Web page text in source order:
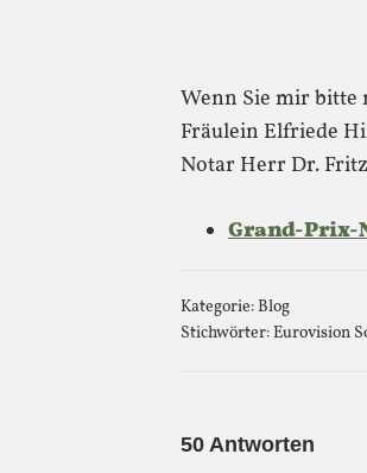
Wenn Sie mir bitte
Fräulein Elfriede
Notar Herr Dr.
Grand-Prix-
Kategorie:Blog
Stichwörter:Eurovision
50 Antworten